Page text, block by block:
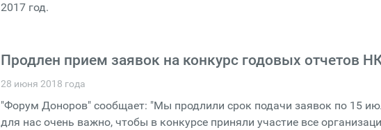
2017 год.
Продлен прием заявок на конкурс годовых отчетов
28 июня 2018 года
"Форум Доноров" сообщает: "Мы продлили срок подачи заявок по 15
для нас очень важно, чтобы в конкурсе приняли участие все